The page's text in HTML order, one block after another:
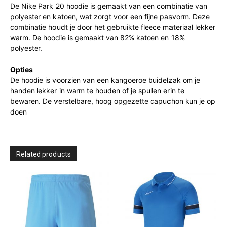
De Nike Park 20 hoodie is gemaakt van een combinatie van
polyester en katoen, wat zorgt voor een fijne pasvorm. Deze
combinatie houdt je door het gebruikte fleece materiaal lekker
warm. De hoodie is gemaakt van 82% katoen en 18%
polyester.
Opties
De hoodie is voorzien van een kangoeroe buidelzak om je
handen lekker in warm te houden of je spullen erin te
bewaren. De verstelbare, hoog opgezette capuchon kun je op
doen
Related products